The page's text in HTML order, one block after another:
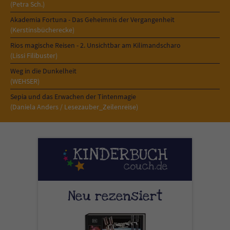
(Petra Sch.)
Akademia Fortuna - Das Geheimnis der Vergangenheit
(Kerstinsbücherecke)
Rios magische Reisen - 2. Unsichtbar am Kilimandscharo
(Lissi Filibuster)
Weg in die Dunkelheit
(WEHSER)
Sepia und das Erwachen der Tintenmagie
(Daniela Anders / Lesezauber_Zeilenreise)
Neu rezensiert
überprüfen.